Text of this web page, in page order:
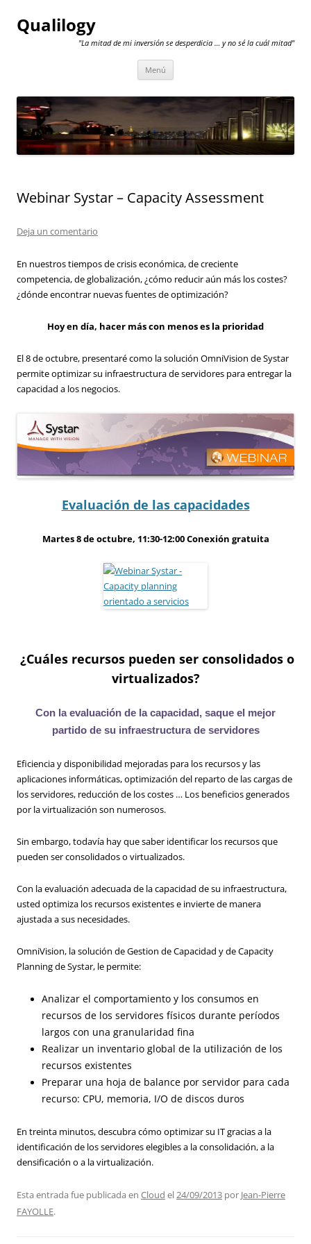
Qualilogy
"La mitad de mi inversión se desperdicia … y no sé la cuál mitad"
Menú
Webinar Systar – Capacity Assessment
Deja un comentario
En nuestros tiempos de crisis económica, de creciente
competencia, de globalización, ¿cómo reducir aún más los costes?
¿dónde encontrar nuevas fuentes de optimización?
Hoy en día, hacer más con menos es la prioridad
El 8 de octubre, presentaré como la solución OmniVision de Systar
permite optimizar su infraestructura de servidores para entregar la
capacidad a los negocios.
Evaluación de las capacidades
Martes 8 de octubre, 11:30-12:00Conexión gratuita
¿Cuáles recursos pueden ser consolidados o
virtualizados?
Con la evaluación de la capacidad, saque el mejor
partido de su infraestructura de servidores
Eficiencia y disponibilidad mejoradas para los recursos y las
aplicaciones informáticas, optimización del reparto de las cargas de
los servidores, reducción de los costes … Los beneficios generados
por la virtualización son numerosos.
Sin embargo, todavía hay que saber identificar los recursos que
pueden ser consolidados o virtualizados.
Con la evaluación adecuada de la capacidad de su infraestructura,
usted optimiza los recursos existentes e invierte de manera
ajustada a sus necesidades.
OmniVision, la solución de Gestion de Capacidad y de Capacity
Planning de Systar, le permite:
Analizar el comportamiento y los consumos en
recursos de los servidores físicos durante períodos
largos con una granularidad fina
Realizar un inventario global de la utilización de los
recursos existentes
Preparar una hoja de balance por servidor para cada
recurso: CPU, memoria, I/O de discos duros
En treinta minutos, descubra cómo optimizar su IT gracias a la
identificación de los servidores elegibles a la consolidación, a la
densificación o a la virtualización.
Esta entrada fue publicada en Cloud el24/09/2013 por Jean-Pierre
FAYOLLE.